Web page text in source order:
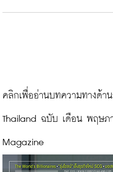
คลิกเพื่ออ่านบทความทางด้า
Thailand ฉบับ เดือน พฤษภ
Magazine